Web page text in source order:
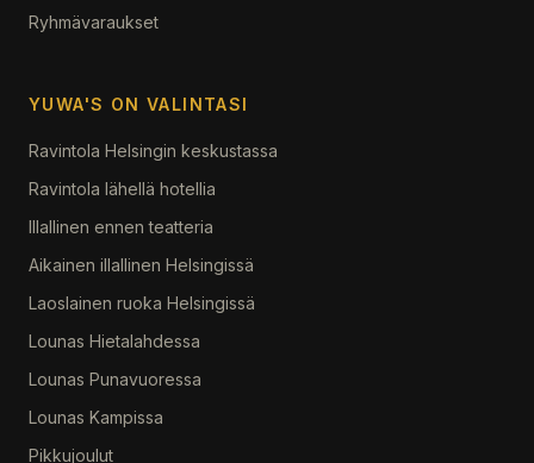
Ryhmävaraukset
YUWA'S ON VALINTASI
Ravintola Helsingin keskustassa
Ravintola lähellä hotellia
Illallinen ennen teatteria
Aikainen illallinen Helsingissä
Laoslainen ruoka Helsingissä
Lounas Hietalahdessa
Lounas Punavuoressa
Lounas Kampissa
Pikkujoulut